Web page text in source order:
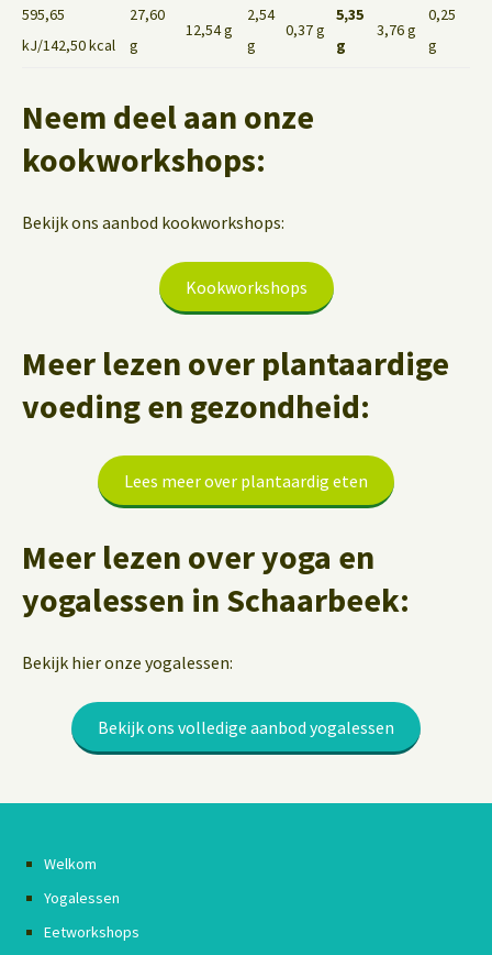
595,65
kJ/142,50 kcal
27,60
g
12,54 g
2,54
g
0,37 g
5,35
g
3,76 g
0,25
g
Neem deel aan onze
kookworkshops:
Bekijk ons aanbod kookworkshops:
Kookworkshops
Meer lezen over plantaardige
voeding en gezondheid:
Lees meer over plantaardig eten
Meer lezen over yoga en
yogalessen in Schaarbeek:
Bekijk hier onze yogalessen:
Bekijk ons volledige aanbod yogalessen
Welkom
Yogalessen
Eetworkshops